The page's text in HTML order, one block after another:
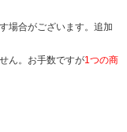
場合がございます。追加
ん。お手数ですが1つの商